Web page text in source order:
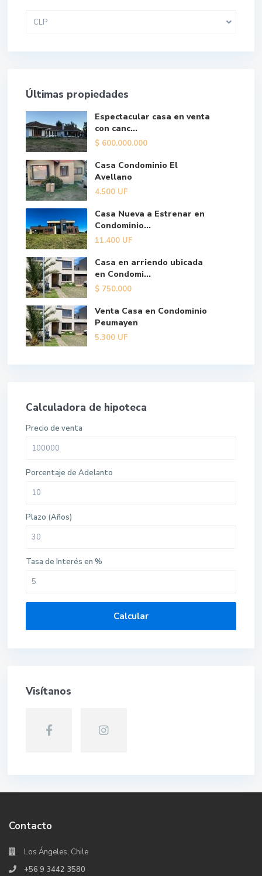
CLP
Últimas propiedades
Espectacular casa en venta
con canc...
$ 600.000.000
Casa Condominio El
Avellano
4.500 UF
Casa Nueva a Estrenar en
Condominio...
11.400 UF
Casa en arriendo ubicada
en Condomi...
$ 750.000
Venta Casa en Condominio
Peumayen
5.300 UF
Calculadora de hipoteca
Precio de venta
Porcentaje de Adelanto
Plazo (Años)
Tasa de Interés en %
Calcular
Visítanos
Contacto
Los Ángeles, Chile
+56 9 3442 3580